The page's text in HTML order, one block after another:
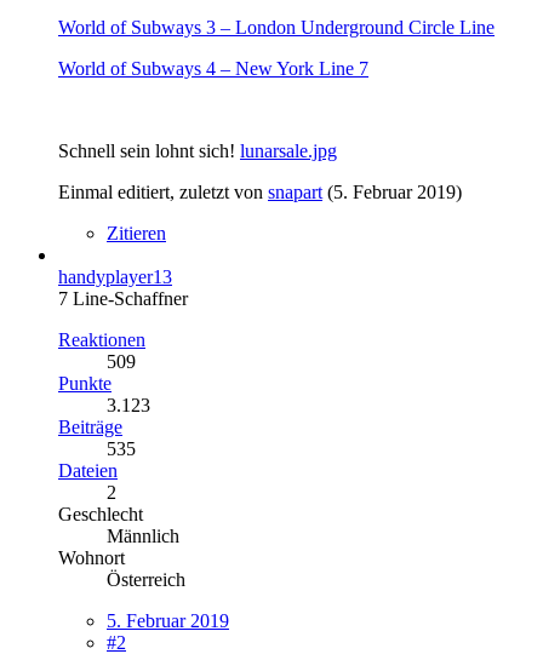
World of Subways 3 – London Underground Circle Line
World of Subways 4 – New York Line 7
Schnell sein lohnt sich! lunarsale.jpg
Einmal editiert, zuletzt von snapart (5. Februar 2019)
Zitieren
handyplayer13
7 Line-Schaffner
Reaktionen
509
Punkte
3.123
Beiträge
535
Dateien
2
Geschlecht
Männlich
Wohnort
Österreich
5. Februar 2019
#2